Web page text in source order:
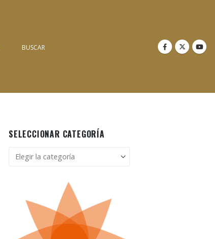
BUSCAR
SELECCIONAR CATEGORÍA
Seleccionar
categoría